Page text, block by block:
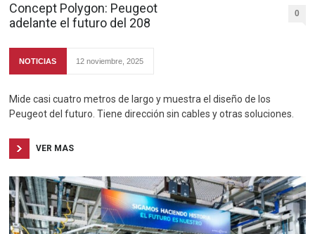
Concept Polygon: Peugeot
adelante el futuro del 208
0
NOTICIAS 12 noviembre, 2025
Mide casi cuatro metros de largo y muestra el diseño de los
Peugeot del futuro. Tiene dirección sin cables y otras soluciones.
VER MAS